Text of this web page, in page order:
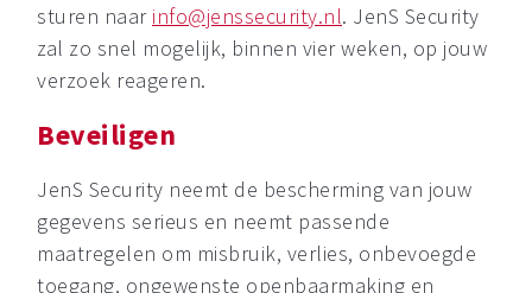
sturen naar info@jenssecurity.nl. JenS Security
zal zo snel mogelijk, binnen vier weken, op jouw
verzoek reageren.
Beveiligen
JenS Security neemt de bescherming van jouw
gegevens serieus en neemt passende
maatregelen om misbruik, verlies, onbevoegde
toegang, ongewenste openbaarmaking en